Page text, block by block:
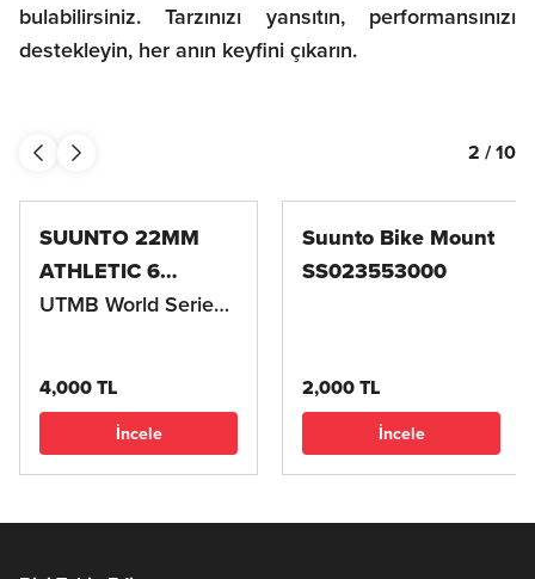
bulabilirsiniz. Tarzınızı yansıtın, performansınızı
destekleyin, her anın keyfini çıkarın.
2 /10
SUUNTO 22MM
ATHLETIC 6
SİLİKON KORDON
UTMB World Series
4,000 TL
İncele
Suunto Bike Mount
SS023553000
2,000 TL
İncele